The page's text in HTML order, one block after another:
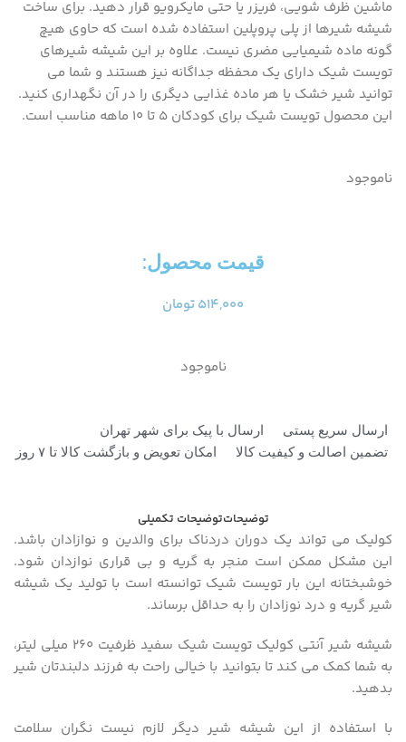
ماشین ظرف شویی، فریزر یا حتی مایکرویو قرار دهید. برای ساخت
شیشه شیرها از پلی پروپلین استفاده شده است که حاوی هیچ
گونه ماده شیمیایی مضری نیست. علاوه بر این شیشه شیرهای
تویست شیک دارای یک محفظه جداگانه نیز هستند و شما می
توانید شیر خشک یا هر ماده غذایی دیگری را در آن نگهداری کنید.
این محصول تویست شیک برای کودکان ۵ تا ۱۰ ماهه مناسب است.
ناموجود
قیمت محصول:​
۵۱۴,۰۰۰تومان
ناموجود
ارسال سریع پستی
ارسال با پیک برای شهر تهران
تضمین اصالت و کیفیت کالا
امکان تعویض و بازگشت کالا تا ۷ روز
توضیحاتتوضیحات تکمیلی
کولیک می تواند یک دوران دردناک برای والدین و نوازادان باشد.
این مشکل ممکن است منجر به گریه و بی قراری نوازدان شود.
خوشبختانه این بار تویست شیک توانسته است با تولید یک شیشه
شیر گریه و درد نوزادان را به حداقل برساند.
شیشه شیر آنتی کولیک تویست شیک سفید ظرفیت ۲۶۰ میلی لیتر،
به شما کمک می کند تا بتوانید با خیالی راحت به فرزند دلبندتان شیر
بدهید.
با استفاده از این شیشه شیر دیگر لازم نیست نگران سلامت